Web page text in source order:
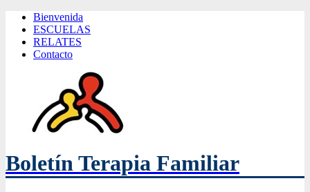
Bienvenida
ESCUELAS
RELATES
Contacto
Boletín Terapia Familiar